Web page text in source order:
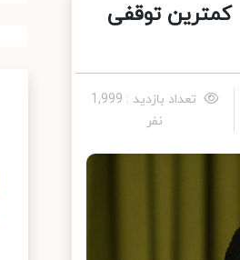
توقفی
تعداد بازدید : 1,999
نفر